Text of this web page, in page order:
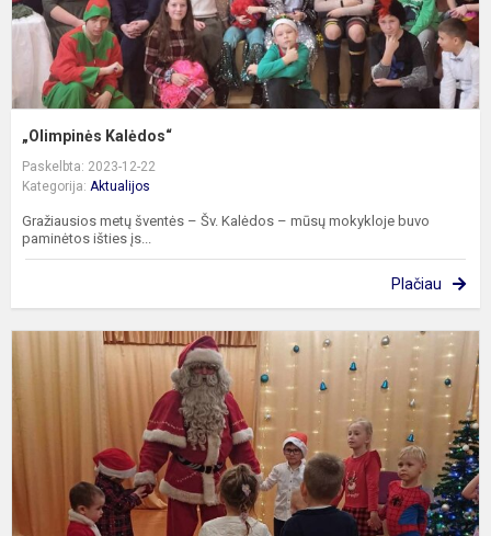
„Olimpinės Kalėdos“
Paskelbta: 2023-12-22
Kategorija: Aktualijos
Gražiausios metų šventės – Šv. Kalėdos – mūsų mokykloje buvo
paminėtos išties įs...
Plačiau